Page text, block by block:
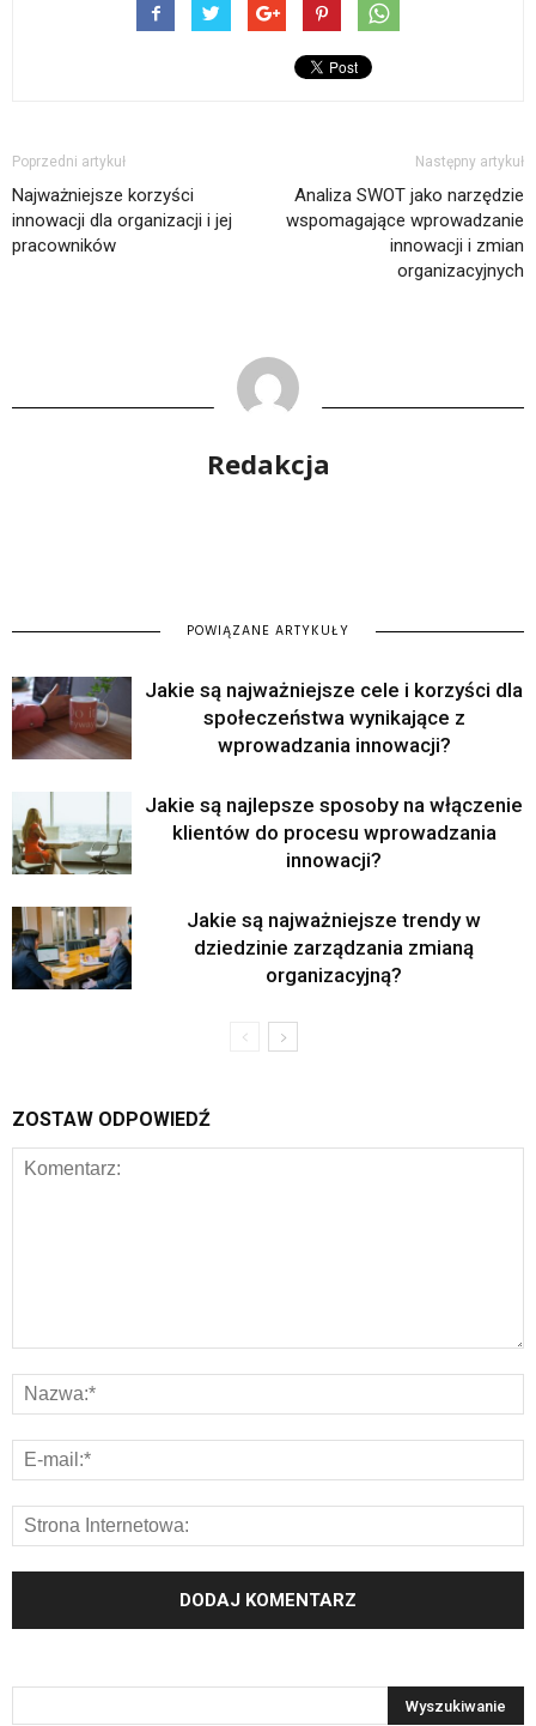
Poprzedni artykuł
Najważniejsze korzyści
innowacji dla organizacji i jej
pracowników
Następny artykuł
Analiza SWOT jako narzędzie
wspomagające wprowadzanie
innowacji i zmian
organizacyjnych
Redakcja
POWIĄZANE ARTYKUŁY
Jakie są najważniejsze cele i korzyści dla
społeczeństwa wynikające z
wprowadzania innowacji?
Jakie są najlepsze sposoby na włączenie
klientów do procesu wprowadzania
innowacji?
Jakie są najważniejsze trendy w
dziedzinie zarządzania zmianą
organizacyjną?
ZOSTAW ODPOWIEDŹ